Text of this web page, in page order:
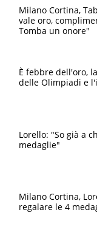
Milano Cortina,
vale oro,
Tomba un onore"
È febbre dell'oro,
delle Olimpiadi e
Lorello: "So già a
medaglie"
Milano Cortina,
regalare le 4